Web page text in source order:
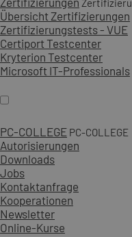
Übersicht Zertifizierungen
Zertifizierungstests - VUE
Certiport Testcenter
Kryterion Testcenter
Microsoft IT-Professionals
PC-COLLEGE PC-COLLEGE
Autorisierungen
Downloads
Jobs
Kontaktanfrage
Kooperationen
Newsletter
Online-Kurse